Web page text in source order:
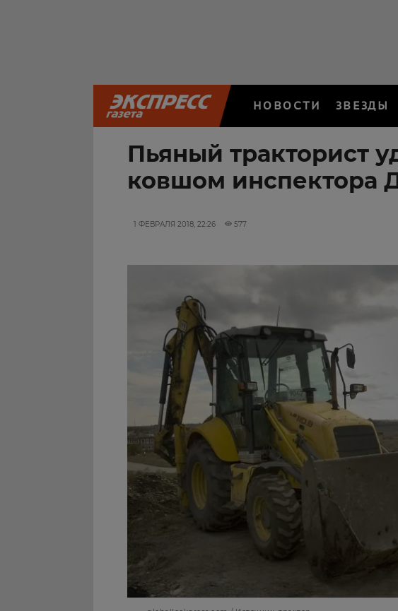
НОВОСТИ ЗВЕЗДЫ
Пьяный тракторист
ковшом инспектора
1 ФЕВРАЛЯ 2018, 22:26 577